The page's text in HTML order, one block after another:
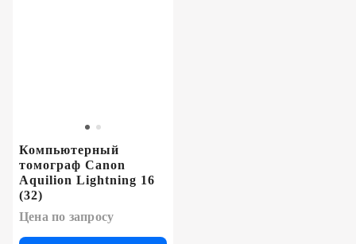
Компьютерный
томограф Canon
Aquilion Lightning 16
(32)
Цена по запросу